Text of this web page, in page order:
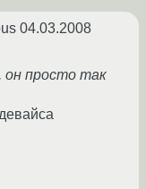
04.03.2008
он просто так